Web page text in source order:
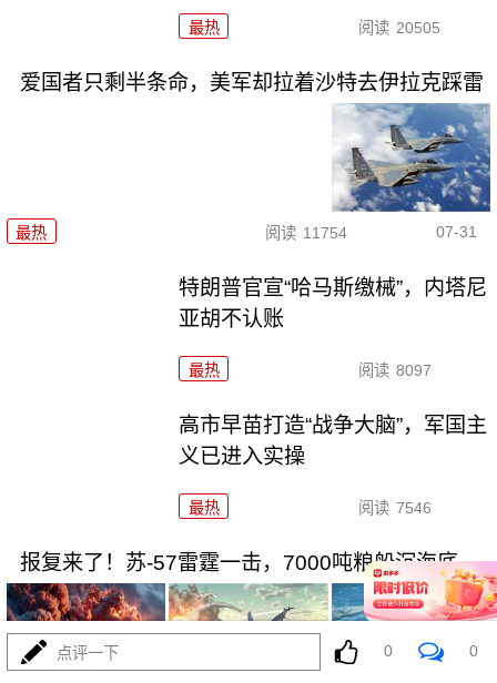
最热 阅读 20505
爱国者只剩半条命，美军却拉着沙特去伊拉克踩雷
最热 阅读 11754 07-31
特朗普官宣“哈马斯缴械”，内塔尼
亚胡不认账
最热 阅读 8097
高市早苗打造“战争大脑”，军国主
义已进入实操
最热 阅读 7546
报复来了！苏-57雷霆一击，7000吨粮船沉海底
点评一下 0 0